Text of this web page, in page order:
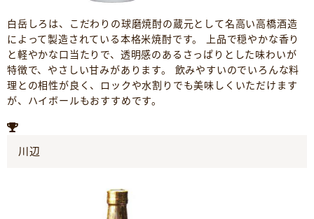
白岳しろは、こだわりの球磨焼酎の蔵元として名高い高橋酒造
によって製造されている本格米焼酎です。 上品で穏やかな香り
と軽やかな口当たりで、透明感のあるさっぱりとした味わいが
特徴で、やさしい甘みがあります。 飲みやすいのでいろんな料
理との相性が良く、ロックや水割りでも美味しくいただけます
が、ハイボールもおすすめです。
川辺